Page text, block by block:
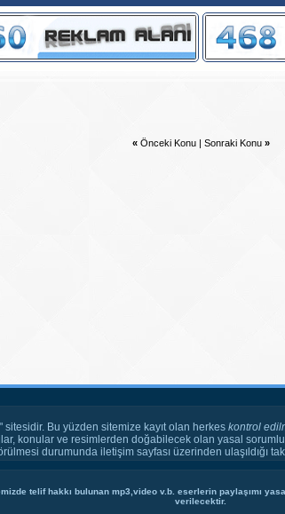
« Önceki Konu| Sonraki Konu »
sitesidir. Bu yüzden sitemize kayıt olan herkes kontrol
konular ve resimlerden doğabilecek olan yasal
durumunda iletişim sayfası üzerinden ulaşıldığı
telif hakkı bulunan mp3,video v.b. eserlerin paylaşımı
verilecektir.